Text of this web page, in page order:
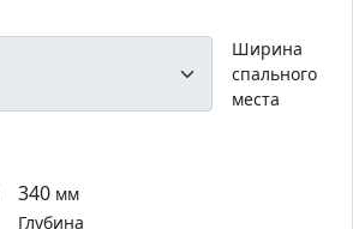
Ширина
спального
места
340 мм
Глубина